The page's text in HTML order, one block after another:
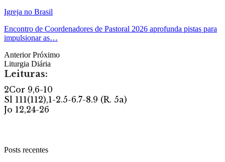
Igreja no Brasil
Encontro de Coordenadores de Pastoral 2026 aprofunda pistas para
impulsionar as…
AnteriorPróximo
Liturgia Diária
Posts recentes